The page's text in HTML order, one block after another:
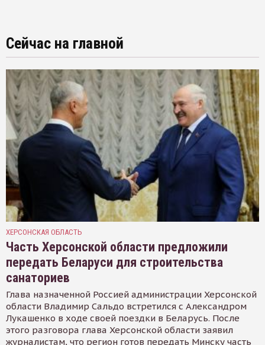
Сейчас на главной
ХЕРСОНСКАЯ ОБЛАСТЬ
Часть Херсонской области предложили
передать Беларуси для строительства
санаториев
Глава назначенной Россией администрации Херсонской
области Владимир Сальдо встретился с Александром
Лукашенко в ходе своей поездки в Беларусь. После
этого разговора глава Херсонской области заявил
журналистам, что регион готов передать Минску часть